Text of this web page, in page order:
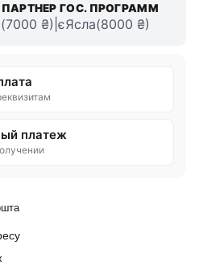
ГОС. ПРОГРАММ
₴)|єЯсла(8000 ₴)
платеж